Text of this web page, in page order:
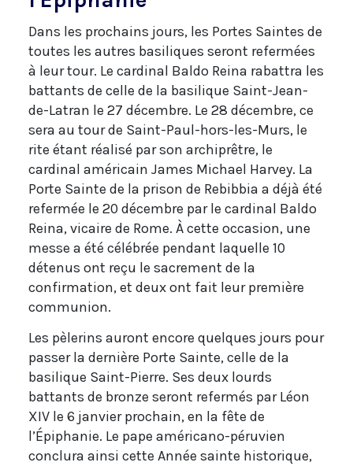
Dans les prochains jours, les Portes Saintes de
toutes les autres basiliques seront refermées
à leur tour. Le cardinal Baldo Reina rabattra les
battants de celle de la basilique Saint-Jean-
de-Latran le 27 décembre. Le 28 décembre, ce
sera au tour de Saint-Paul-hors-les-Murs, le
rite étant réalisé par son archiprêtre, le
cardinal américain James Michael Harvey. La
Porte Sainte de la prison de Rebibbia a déjà été
refermée le 20 décembre par le cardinal Baldo
Reina, vicaire de Rome. À cette occasion, une
messe a été célébrée pendant laquelle 10
détenus ont reçu le sacrement de la
confirmation, et deux ont fait leur première
communion.
Les pèlerins auront encore quelques jours pour
passer la dernière Porte Sainte, celle de la
basilique Saint-Pierre. Ses deux lourds
battants de bronze seront refermés par Léon
XIV le 6 janvier prochain, en la fête de
l’Épiphanie. Le pape américano-péruvien
conclura ainsi cette Année sainte historique,